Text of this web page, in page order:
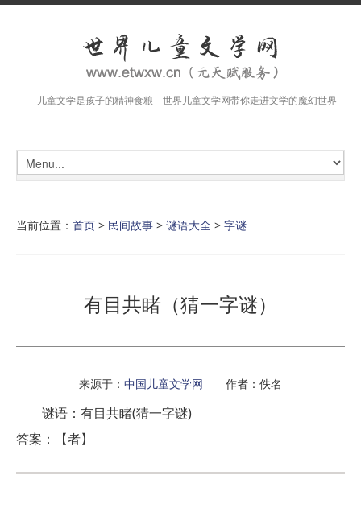
儿童文学是孩子的精神食粮 世界儿童文学网带你走进文学的魔幻世界
当前位置： 首页 > 民间故事 > 谜语大全 > 字谜
有目共睹（猜一字谜）
来源于： 中国儿童文学网 作者：佚名
谜语：有目共睹(猜一字谜)
答案：【者】